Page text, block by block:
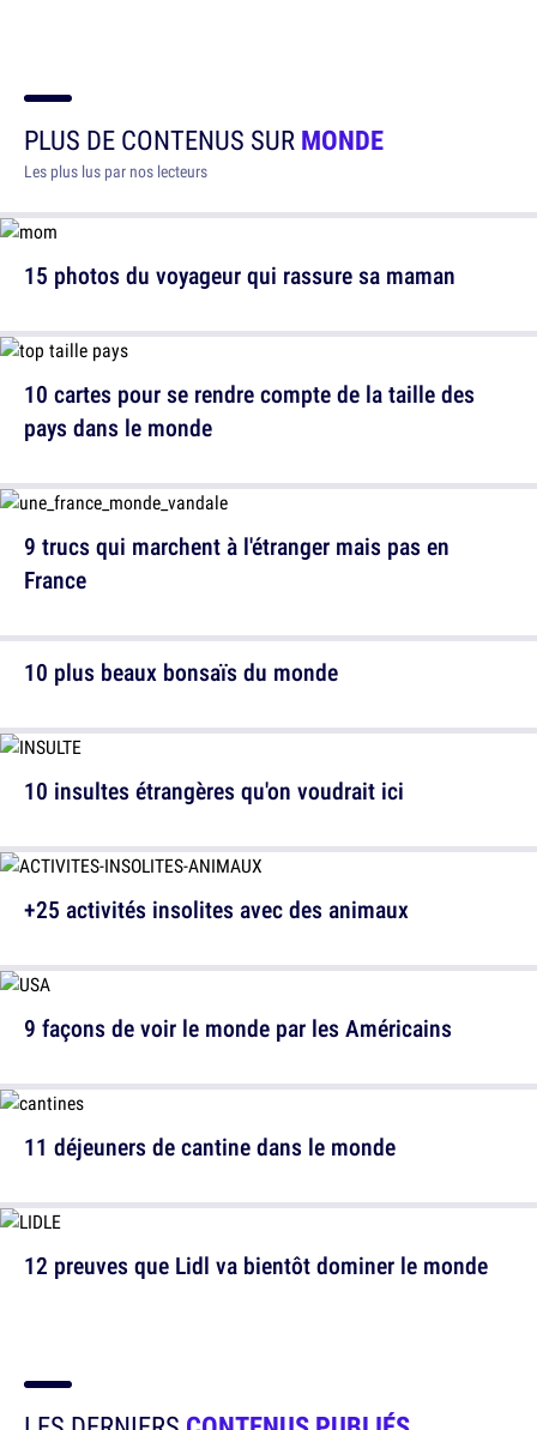
PLUS DE CONTENUS SURMONDE
Les plus lus par nos lecteurs
15 photos du voyageur qui rassure sa maman
9 trucs qui marchent à l'étranger mais pas en
France
10 insultes étrangères qu'on voudrait ici
9 façons de voir le monde par les Américains
12 preuves que Lidl va bientôt dominer le monde
10 cartes pour se rendre compte de la taille des
pays dans le monde
10 plus beaux bonsaïs du monde
+25 activités insolites avec des animaux
11 déjeuners de cantine dans le monde